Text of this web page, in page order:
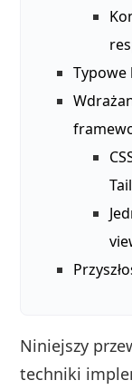
Typowe
Niniejszy
techniki